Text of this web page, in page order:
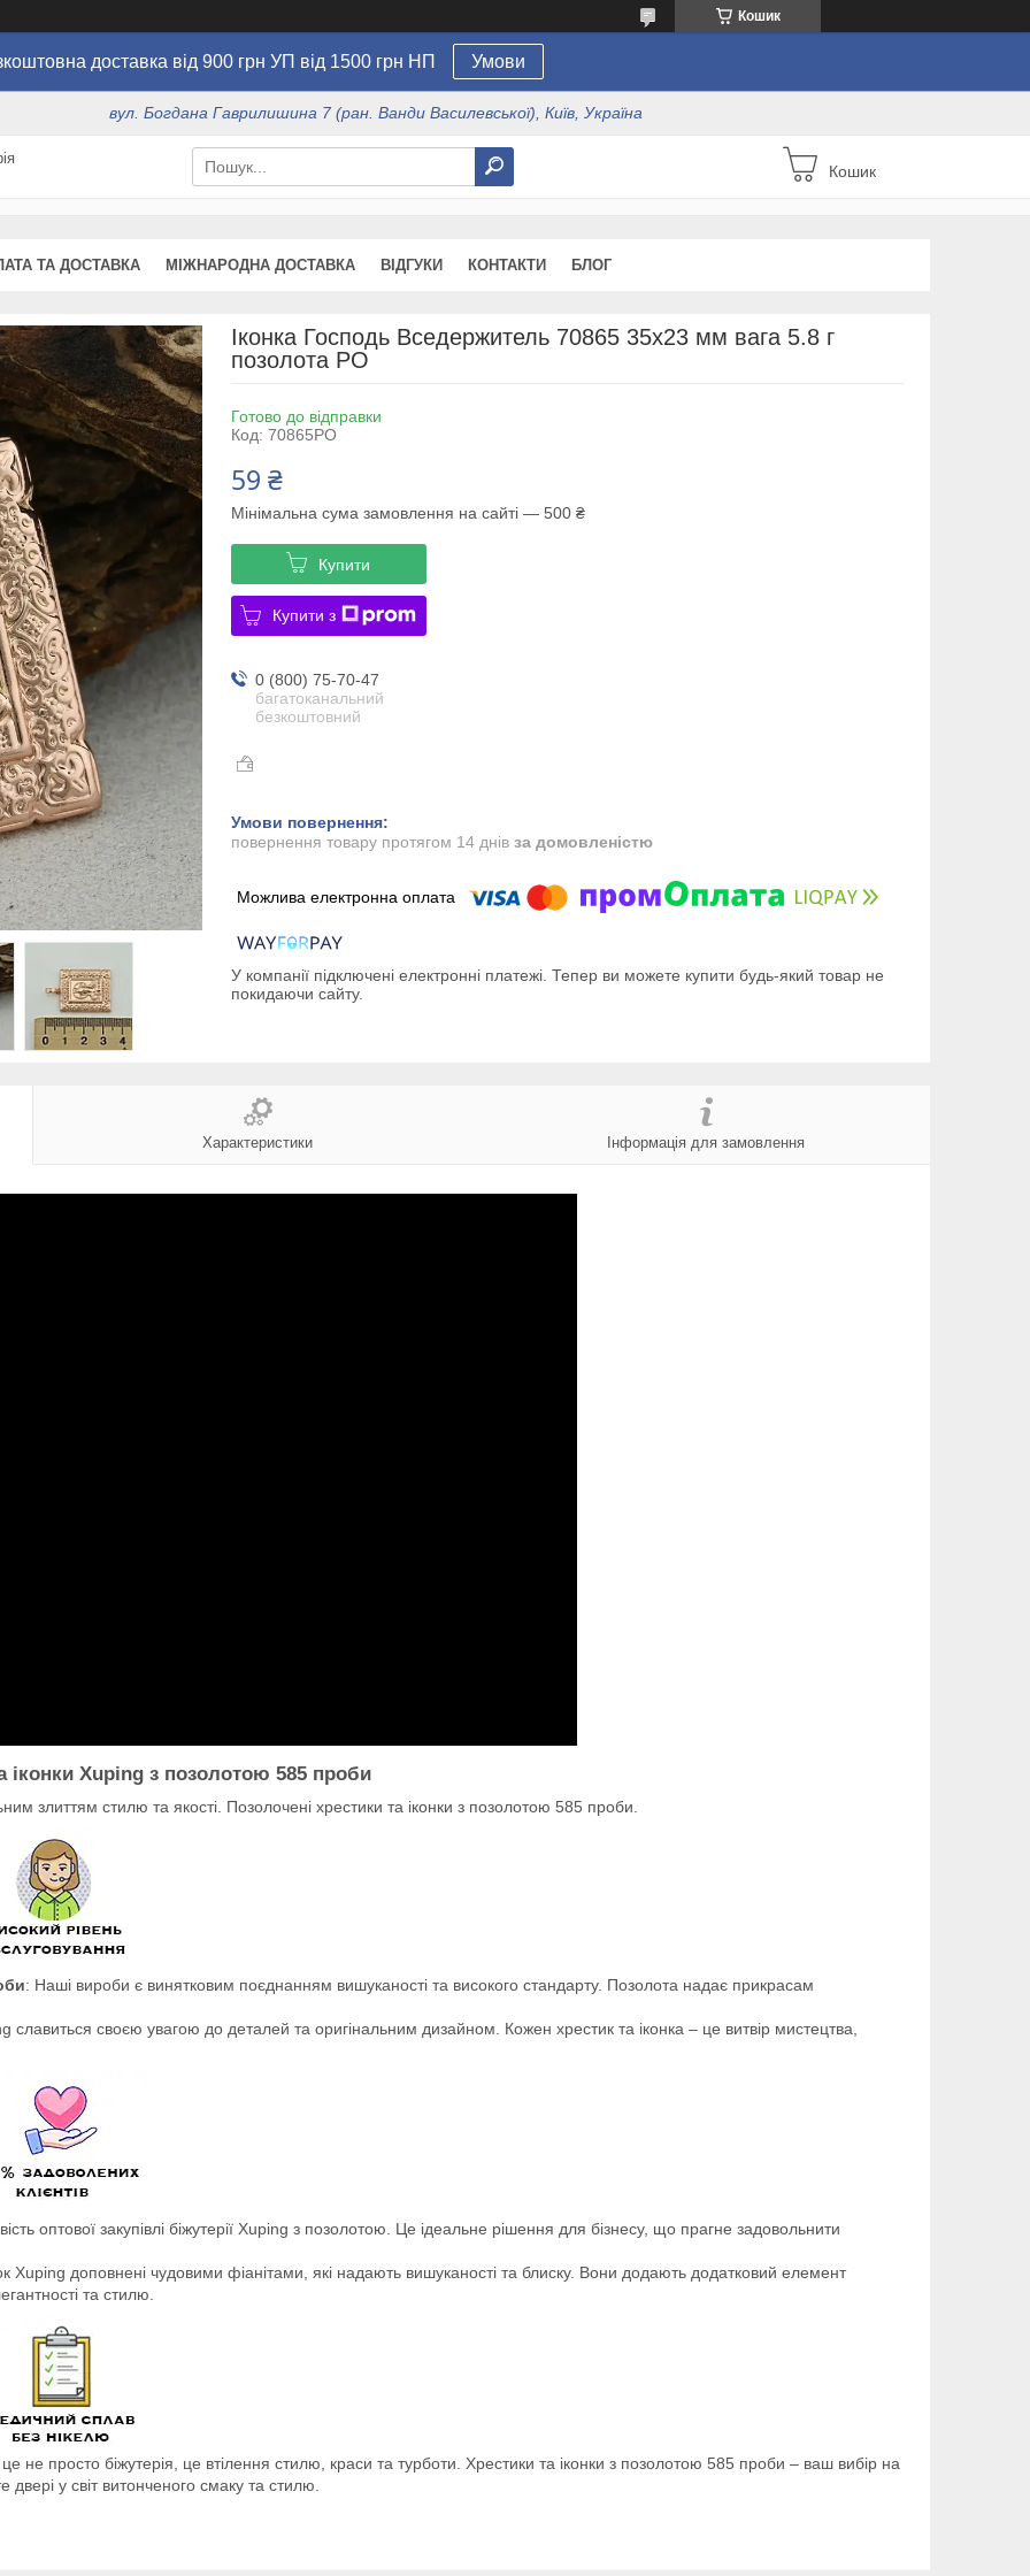
Кошик
доставка від 900 грн УП від 1500 грн НП Умови
вул. Богдана Гаврилишина 7 (ран. Ванди Василевської), Київ, Україна
Кошик
ТА ДОСТАВКА МІЖНАРОДНА ДОСТАВКА ВІДГУКИ КОНТАКТИ БЛОГ
Іконка Господь Вседержитель 70865 35х23 мм вага 5.8 г
позолота РО
Готово до відправки
Код: 70865РО
59 ₴
Мінімальна сума замовлення на сайті — 500 ₴
Купити
Купити з
0 (800) 75-70-47
багатоканальний
безкоштовний
повернення товару протягом 14 днів за домовленістю
У компанії підключені електронні платежі. Тепер ви можете купити будь-який товар не
покидаючи сайту.
Характеристики Інформація для замовлення
іконки Xuping з позолотою 585 проби
злиттям стилю та якості. Позолочені хрестики та іконки з позолотою 585 проби.
: Наші вироби є винятковим поєднанням вишуканості та високого стандарту. Позолота надає прикрасам
славиться своєю увагою до деталей та оригінальним дизайном. Кожен хрестик та іконка – це витвір мистецтва,
оптової закупівлі біжутерії Xuping з позолотою. Це ідеальне рішення для бізнесу, що прагне задовольнити
Xuping доповнені чудовими фіанітами, які надають вишуканості та блиску. Вони додають додатковий елемент
та стилю.
не просто біжутерія, це втілення стилю, краси та турботи. Хрестики та іконки з позолотою 585 проби – ваш вибір на
двері у світ витонченого смаку та стилю.